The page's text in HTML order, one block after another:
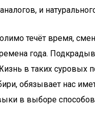
и
течёт время,
года.
в таких суровых
обязывает нас
в выборе